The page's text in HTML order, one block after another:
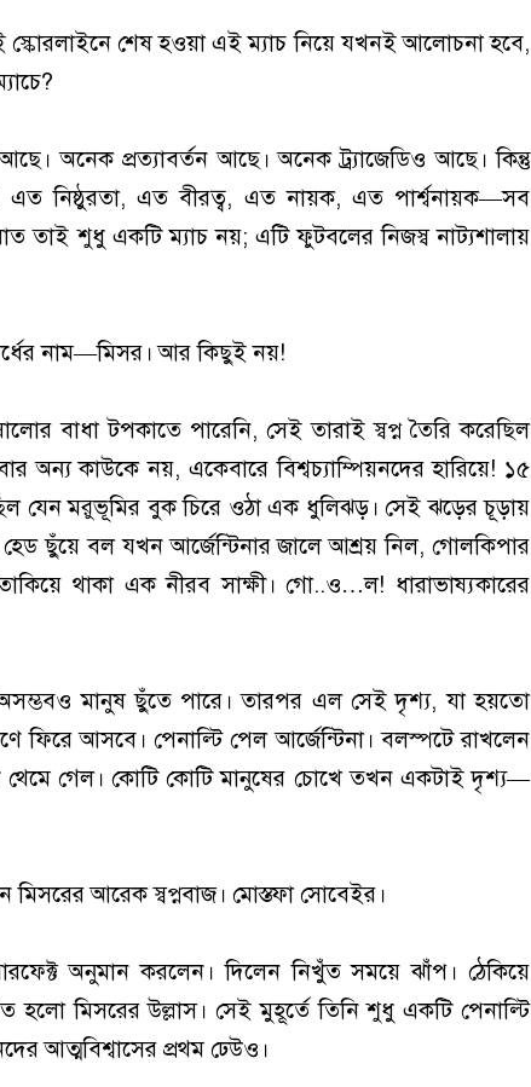
স্কোরলাইনে শেষ হওয়া এই ম্যাচ নিয়ে যখনই আলোচনা হবে,
অনেক প্রত্যাবর্তন আছে। অনেক ট্র্যাজেডিও আছে। কিন্তু
নিষ্ঠুরতা, এত বীরত্ব, এত নায়ক, এত পার্শ্বনায়ক—সব
তাই শুধু একটি ম্যাচ নয়; এটি ফুটবলের নিজস্ব নাট্যশালায়
নাম—মিসর। আর কিছুই নয়!
বাধা টপকাতে পারেনি, সেই তারাই স্বপ্ন তৈরি করেছিল
অন্য কাউকে নয়, একেবারে বিশ্বচ্যাম্পিয়নদের হারিয়ে! ১৫
ছিল যেন মরুভূমির বুক চিরে ওঠা এক ধুলিঝড়। সেই ঝড়ের চূড়ায়
হেড ছুঁয়ে বল যখন আর্জেন্টিনার জালে আশ্রয় নিল, গোলকিপার
থাকা এক নীরব সাক্ষী। গো..ও…ল! ধারাভাষ্যকারের
মানুষ ছুঁতে পারে। তারপর এল সেই দৃশ্য, যা হয়তো
ফিরে আসবে। পেনাল্টি পেল আর্জেন্টিনা। বলস্পটে রাখলেন
থেমে গেল। কোটি কোটি মানুষের চোখে তখন একটাই দৃশ্য—
মিসরের আরেক স্বপ্নবাজ। মোস্তফা সোবেইর।
অনুমান করলেন। দিলেন নিখুঁত সময়ে ঝাঁপ। ঠেকিয়ে
হলো মিসরের উল্লাস। সেই মুহূর্তে তিনি শুধু একটি পেনাল্টি
আত্মবিশ্বাসের প্রথম ঢেউও।